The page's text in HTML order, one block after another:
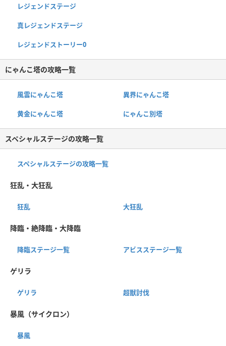
レジェンドステージ
真レジェンドステージ
レジェンドストーリー0
にゃんこ塔の攻略一覧
風雲にゃんこ塔 異界にゃんこ塔
黄金にゃんこ塔 にゃんこ別塔
スペシャルステージの攻略一覧
スペシャルステージの攻略一覧
狂乱・大狂乱
狂乱 大狂乱
降臨・絶降臨・大降臨
降臨ステージ一覧 アビスステージ一覧
ゲリラ
ゲリラ 超獣討伐
暴風（サイクロン）
暴風